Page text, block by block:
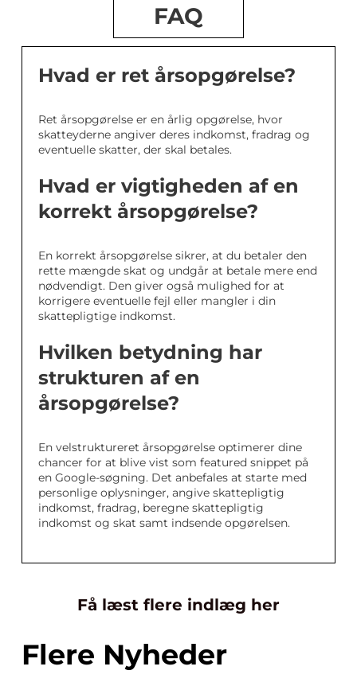
FAQ
Hvad er ret årsopgørelse?
Ret årsopgørelse er en årlig opgørelse, hvor
skatteyderne angiver deres indkomst, fradrag og
eventuelle skatter, der skal betales.
Hvad er vigtigheden af en
korrekt årsopgørelse?
En korrekt årsopgørelse sikrer, at du betaler den
rette mængde skat og undgår at betale mere end
nødvendigt. Den giver også mulighed for at
korrigere eventuelle fejl eller mangler i din
skattepligtige indkomst.
Hvilken betydning har
strukturen af en
årsopgørelse?
En velstruktureret årsopgørelse optimerer dine
chancer for at blive vist som featured snippet på
en Google-søgning. Det anbefales at starte med
personlige oplysninger, angive skattepligtig
indkomst, fradrag, beregne skattepligtig
indkomst og skat samt indsende opgørelsen.
Få læst flere indlæg her
Flere Nyheder